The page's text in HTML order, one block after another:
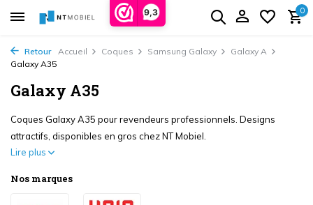
9,3 0
Retour Accueil Coques Samsung Galaxy
Galaxy A
Galaxy A35
Galaxy A35
Coques Galaxy A35 pour revendeurs professionnels. Designs
attractifs, disponibles en gros chez NT Mobiel.
Lire plus
Nos marques